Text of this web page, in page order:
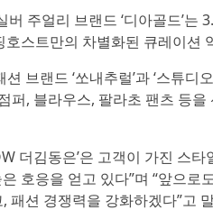
버 주얼리 브랜드 ‘디아골드’
스트만의 차별화된 큐레이션
브랜드 ‘쏘내추럴’과 ‘스튜디
퍼, 블라우스, 팔라초 팬츠 등
더김동은’은 고객이 가진 스
호응을 얻고 있다”며 “앞으
패션 경쟁력을 강화하겠다”고